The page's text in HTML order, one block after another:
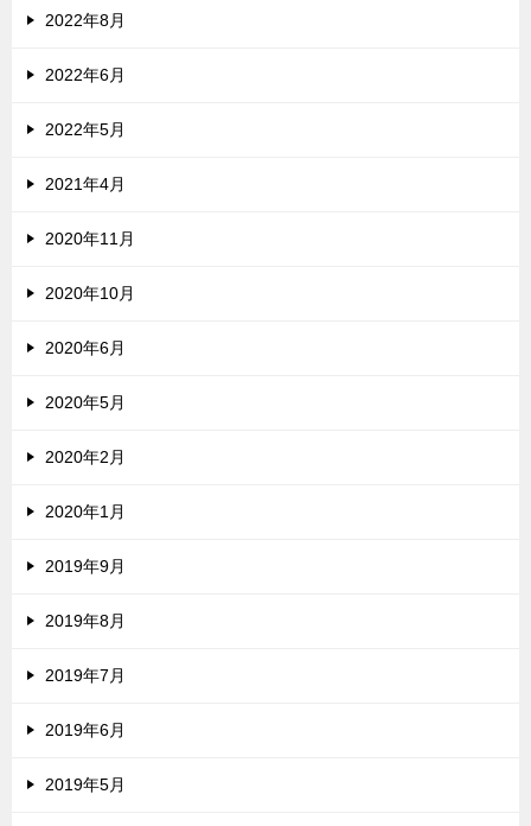
2022年8月
2022年6月
2022年5月
2021年4月
2020年11月
2020年10月
2020年6月
2020年5月
2020年2月
2020年1月
2019年9月
2019年8月
2019年7月
2019年6月
2019年5月